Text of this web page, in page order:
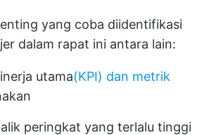
yang coba diidentifikasi
dalam rapat ini antara lain:
utama(KPI) dan metrik
peringkat yang terlalu tinggi